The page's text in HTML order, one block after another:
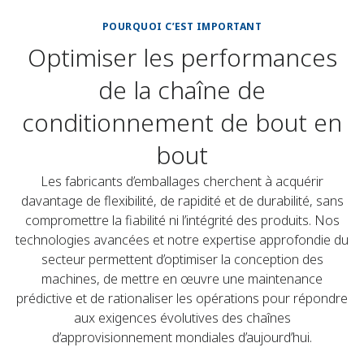
POURQUOI C’EST IMPORTANT
Optimiser les performances
de la chaîne de
conditionnement de bout en
bout
Les fabricants d’emballages cherchent à acquérir
davantage de flexibilité, de rapidité et de durabilité, sans
compromettre la fiabilité ni l’intégrité des produits. Nos
technologies avancées et notre expertise approfondie du
secteur permettent d’optimiser la conception des
machines, de mettre en œuvre une maintenance
prédictive et de rationaliser les opérations pour répondre
aux exigences évolutives des chaînes
d’approvisionnement mondiales d’aujourd’hui.